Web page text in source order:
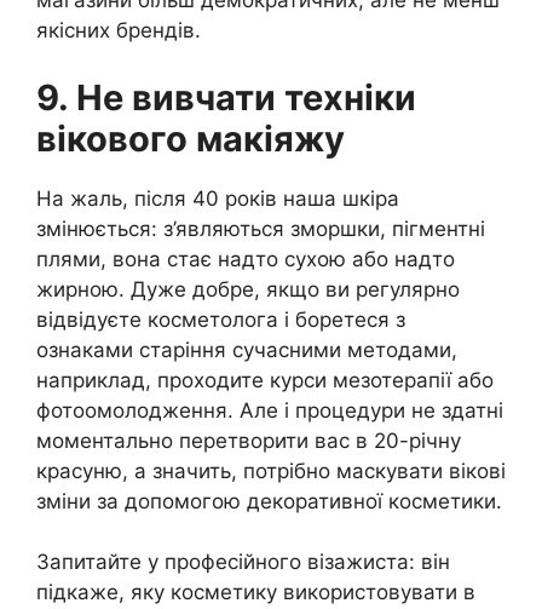
якісних брендів.
9. Не вивчати техніки
вікового макіяжу
На жаль, після 40 років наша шкіра
змінюється: з’являються зморшки, пігментні
плями, вона стає надто сухою або надто
жирною. Дуже добре, якщо ви регулярно
відвідуєте косметолога і боретеся з
ознаками старіння сучасними методами,
наприклад, проходите курси мезотерапії або
фотоомолодження. Але і процедури не здатні
моментально перетворити вас в 20-річну
красуню, а значить, потрібно маскувати вікові
зміни за допомогою декоративної косметики.
Запитайте у професійного візажиста: він
підкаже, яку косметику використовувати в